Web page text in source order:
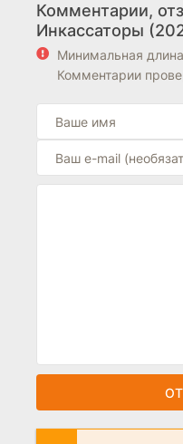
Комментарии,
Инкассаторы
Минимальная
Комментарии